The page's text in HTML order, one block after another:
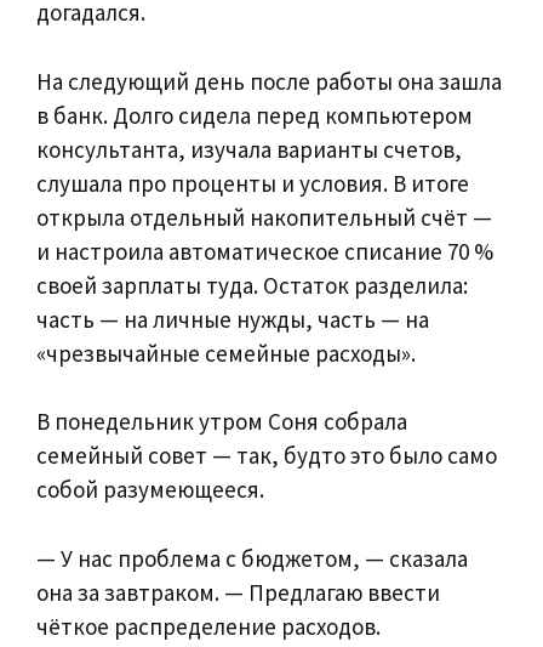
догадался.
На следующий день после работы она зашла
в банк. Долго сидела перед компьютером
консультанта, изучала варианты счетов,
слушала про проценты и условия. В итоге
открыла отдельный накопительный счёт —
и настроила автоматическое списание 70 %
своей зарплаты туда. Остаток разделила:
часть — на личные нужды, часть — на
«чрезвычайные семейные расходы».
В понедельник утром Соня собрала
семейный совет — так, будто это было само
собой разумеющееся.
— У нас проблема с бюджетом, — сказала
она за завтраком. — Предлагаю ввести
чёткое распределение расходов.